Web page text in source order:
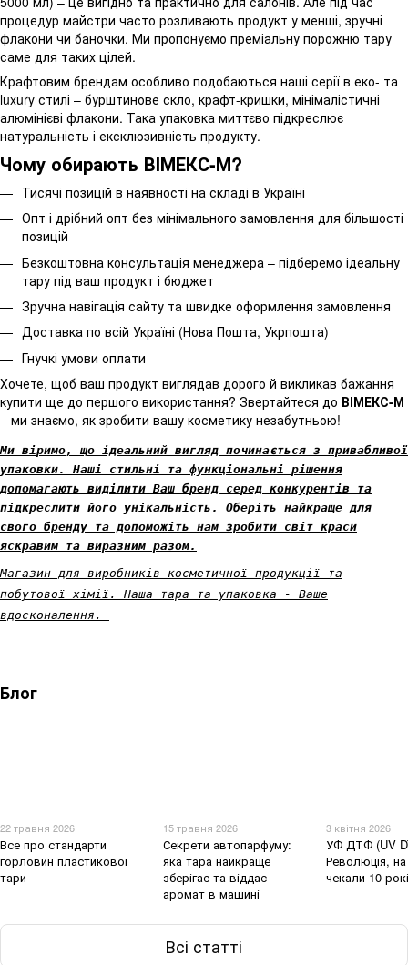
процедур майстри часто розливають продукт у менші, зручні
флакони чи баночки. Ми пропонуємо преміальну порожню тару
саме для таких цілей.
Крафтовим брендам особливо подобаються наші серії в еко- та
luxury стилі – бурштинове скло, крафт-кришки, мінімалістичні
алюмінієві флакони. Така упаковка миттєво підкреслює
натуральність і ексклюзивність продукту.
Чому обирають ВІМЕКС-М?
Тисячі позицій в наявності на складі в Україні
Опт і дрібний опт без мінімального замовлення для більшості
позицій
Безкоштовна консультація менеджера – підберемо ідеальну
тару під ваш продукт і бюджет
Зручна навігація сайту та швидке оформлення замовлення
Доставка по всій Україні (Нова Пошта, Укрпошта)
Гнучкі умови оплати
Хочете, щоб ваш продукт виглядав дорого й викликав бажання
купити ще до першого використання? Звертайтеся до ВІМЕКС-М
– ми знаємо, як зробити вашу косметику незабутньою!
Ми віримо, що ідеальний вигляд починається з привабливої
упаковки. Наші стильні та функціональні рішення
допомагають виділити Ваш бренд серед конкурентів та
підкреслити його унікальність. Оберіть найкраще для
свого бренду та допоможіть нам зробити світ краси
яскравим та виразним разом.
Магазин для виробників косметичної продукції та
побутової хімії. Наша тара та упаковка - Ваше
вдосконалення.
Блог
22 травня 2026
Все про стандарти
горловин пластикової
тари
15 травня 2026
Секрети автопарфуму:
яка тара найкраще
зберігає та віддає
аромат в машині
3 квітня 2026
УФ ДТФ (UV
Революція,
чекали 10
Всі статті